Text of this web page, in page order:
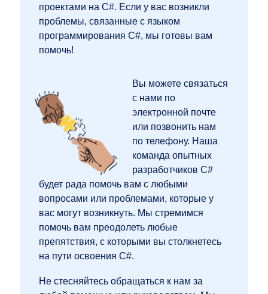
проектами на C#. Если у вас возникли
проблемы, связанные с языком
программирования C#, мы готовы вам
помочь!
Вы можете связаться
с нами по
электронной почте
или позвонить нам
по телефону. Наша
команда опытных
разработчиков C#
будет рада помочь вам с любыми
вопросами или проблемами, которые у
вас могут возникнуть. Мы стремимся
помочь вам преодолеть любые
препятствия, с которыми вы столкнетесь
на пути освоения C#.
Не стесняйтесь обращаться к нам за